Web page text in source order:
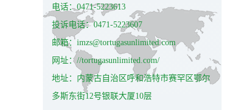
电话：0471-5223613
投诉电话：0471-5223607
邮箱：imzs@tortugasunlimited.com
网址：//tortugasunlimited.com/
地址：内蒙古自治区呼和浩特市赛罕区鄂尔
多斯东街12号银联大厦10层